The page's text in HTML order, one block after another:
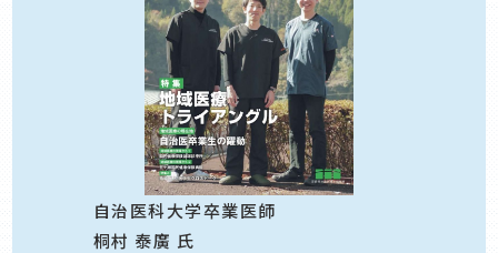
自治医科大学卒業医師
桐村 泰廣 氏